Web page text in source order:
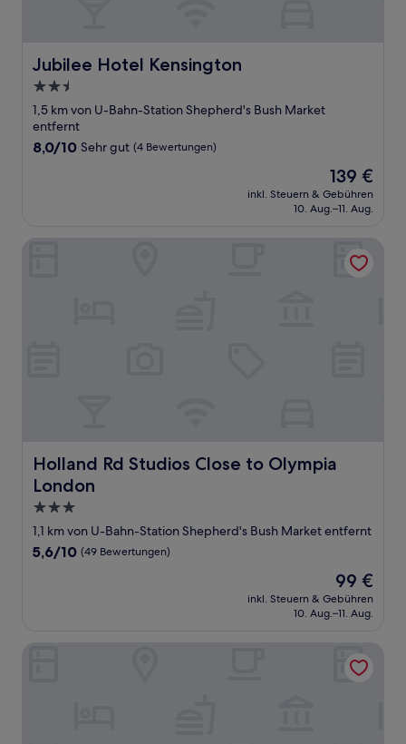
Jubilee Hotel Kensington
Jubilee Hotel Kensington
2.5-
Sterne-
Unterkunft
1,5 km von U-Bahn-Station Shepherd's Bush Market
entfernt
8.0
Bewertungen)
8,0/10 Sehr gut (4 Bewertungen)
Der
Preis
beträgt
139 €
inkl. Steuern & Gebühren
10. Aug.–11. Aug.
Holland Rd Studios Close to Olympia
London
Holland Rd Studios Close to Olympia London
3.0-
Sterne-
Unterkunft
1,1 km von U-Bahn-Station Shepherd's Bush Market entfernt
5.6
5,6/10 (49 Bewertungen)
Der
Preis
beträgt
99 €
inkl. Steuern & Gebühren
10. Aug.–11. Aug.